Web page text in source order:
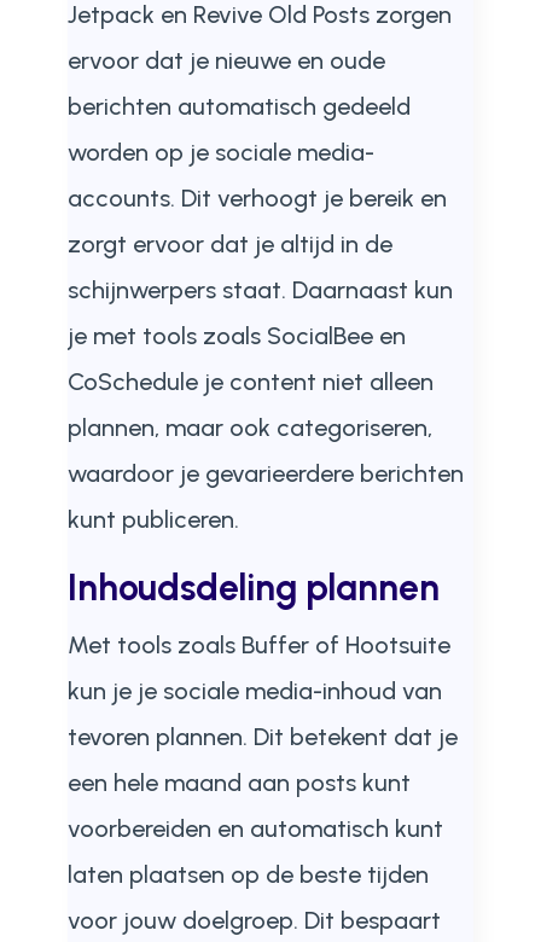
Jetpack en Revive Old Posts zorgen
ervoor dat je nieuwe en oude
berichten automatisch gedeeld
worden op je sociale media-
accounts. Dit verhoogt je bereik en
zorgt ervoor dat je altijd in de
schijnwerpers staat. Daarnaast kun
je met tools zoals SocialBee en
CoSchedule je content niet alleen
plannen, maar ook categoriseren,
waardoor je gevarieerdere berichten
kunt publiceren.
Inhoudsdeling plannen
Met tools zoals Buffer of Hootsuite
kun je je sociale media-inhoud van
tevoren plannen. Dit betekent dat je
een hele maand aan posts kunt
voorbereiden en automatisch kunt
laten plaatsen op de beste tijden
voor jouw doelgroep. Dit bespaart